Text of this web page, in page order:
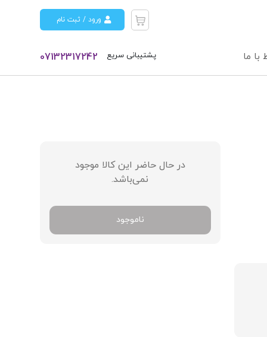
ورود / ثبت نام
07132317242 پشتیبانی سریع با ما
در حال حاضر این کالا موجود
نمی‌باشد.
ناموجود